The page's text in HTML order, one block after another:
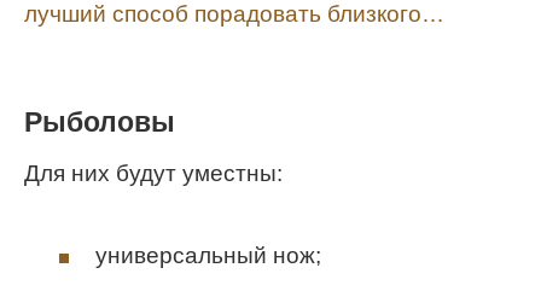
лучший способ порадовать близкого…
Рыболовы
Для них будут уместны:
универсальный нож;